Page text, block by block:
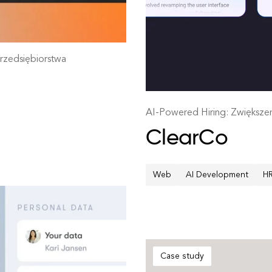
AI-Powered Hiring:
ClearCo
Web AI Development
Case study